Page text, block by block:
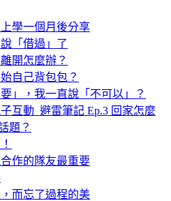
學一個月後分享
「借過」了
開怎麼辦？
自己背包包？
」，我一直說「不可以」？
互動_避雷筆記 Ep.3 回家怎麼
題？
作的隊友最重要
而忘了過程的美